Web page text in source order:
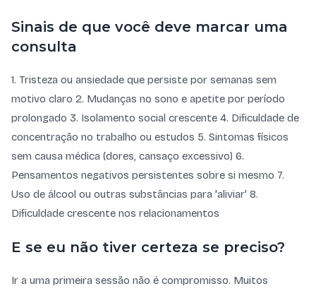
Sinais de que você deve marcar uma
consulta
1. Tristeza ou ansiedade que persiste por semanas sem
motivo claro 2. Mudanças no sono e apetite por período
prolongado 3. Isolamento social crescente 4. Dificuldade de
concentração no trabalho ou estudos 5. Sintomas físicos
sem causa médica (dores, cansaço excessivo) 6.
Pensamentos negativos persistentes sobre si mesmo 7.
Uso de álcool ou outras substâncias para 'aliviar' 8.
Dificuldade crescente nos relacionamentos
E se eu não tiver certeza se preciso?
Ir a uma primeira sessão não é compromisso. Muitos